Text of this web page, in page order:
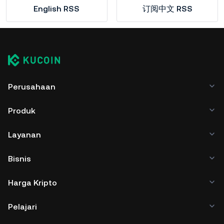
English RSS 订阅中文 RSS
Perusahaan
Produk
Layanan
Bisnis
Harga Kripto
Pelajari